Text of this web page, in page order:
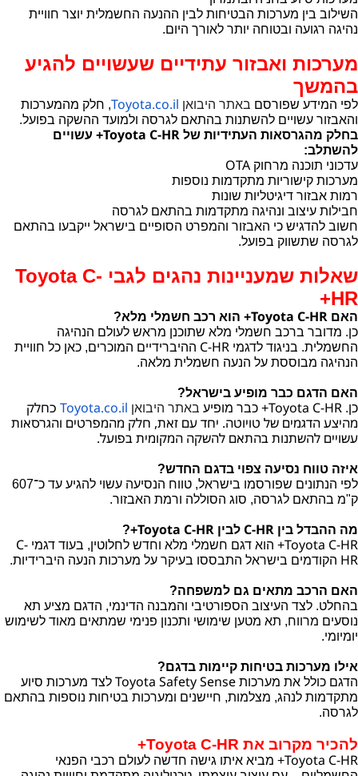
השילוב בין מערכות הבטיחות לבין ההנעה החשמלית יוצר חוויית
נהיגה רגועה ובטוחה יותר לאורך היום.
מערכות ואבזור עתידיים שעשויים להגיע
בהמשך
לפי המידע שפורסם באתר היבואן Toyota.co.il, חלק מהמערכות
והאבזור עשויים להשתנות בהתאם לגרסה ולמועד ההשקה בפועל.
בחלק מהגרסאות העתידיות של Toyota C-HR+ עשויים
להשתלב:
עדכוני תוכנה מרחוק OTA
מערכות קישוריות מתקדמות נוספות
רמות אבזור דיגיטליות שונות
חבילות עיצוב ונהיגה מתקדמות בהתאם לגרסה
חשוב להדגיש כי האבזור והמפרט הסופיים בישראל ייקבעו בהתאם
לגרסה שתשווק בפועל.
שאלות שמעניינות נהגים לגבי Toyota C-
HR
+
האם Toyota C-HR+ הוא רכב חשמלי מלא?
כן. מדובר ברכב חשמלי מלא שתוכנן מראש לעולם הנהיגה
החשמלית. בניגוד לדגמי C-HR ההיברידיים המוכרים, כאן כל חוויית
הנהיגה מבוססת על הנעה חשמלית מלאה.
האם הדגם כבר מופיע בישראל?
כן. Toyota C-HR+ כבר מופיע באתר היבואן Toyota.co.il כחלק
מהיצע הדגמים של טויוטה. יחד עם זאת, חלק מהמפרטים והגרסאות
עשויים להשתנות בהתאם להשקה המקומית בפועל.
איזה טווח נסיעה צפוי בדגם החדש?
לפי הנתונים שפורסמו בישראל, טווח הנסיעה עשוי להגיע עד כ־607
ק"מ בהתאם לגרסה, סוג הסוללה ורמת האבזור.
מה ההבדל בין C-HR לבין Toyota C-HR
+?
Toyota C-HR+ הוא דגם חשמלי מלא וחדש לחלוטין, בעוד דגמי C-
HR הקודמים בישראל התבססו בעיקר על מערכות הנעה היברידיות.
האם הרכב מתאים גם למשפחה?
בהחלט. לצד העיצוב הספורטיבי והמבנה הדינמי, הדגם מציע תא
נוסעים מרווח, תא מטען שימושי ותכנון פנימי שמתאים מאוד לשימוש
יומיומי.
אילו מערכות בטיחות קיימות בדגם?
הדגם כולל את מערכות Toyota Safety Sense לצד מערכות סיוע
מתקדמות לנהג, מצלמות, חיישנים ומערכות בטיחות נוספות בהתאם
לגרסה.
להכיר מקרוב את Toyota C-HR
+
Toyota C-HR+ מביא איתו גישה חדשה לעולם רכבי הפנאי